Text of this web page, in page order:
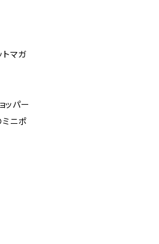
トマガ
ッパー
ニポ